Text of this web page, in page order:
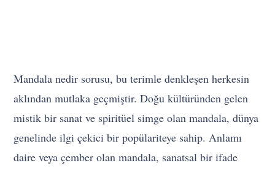
Mandala nedir sorusu, bu terimle denkleşen herkesin
aklından mutlaka geçmiştir. Doğu kültüründen gelen
mistik bir sanat ve spiritüel simge olan mandala, dünya
genelinde ilgi çekici bir popülariteye sahip. Anlamı
daire veya çember olan mandala, sanatsal bir ifade